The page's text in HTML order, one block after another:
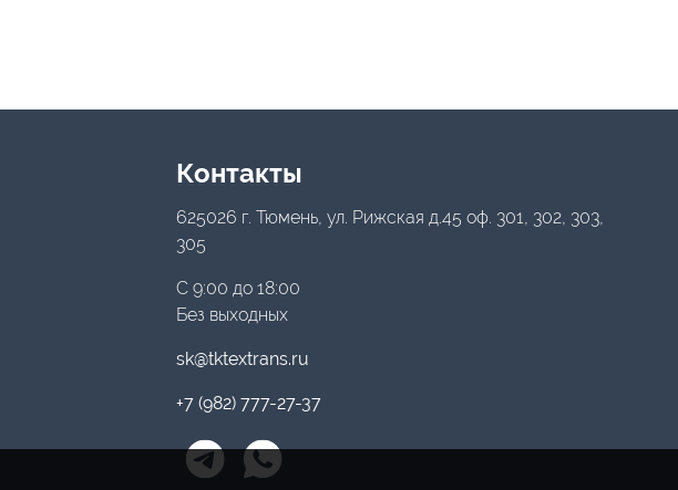
Контакты
625026 г. Тюмень, ул. Рижская д.45 оф. 301, 302, 303,
305
С 9:00 до 18:00
Без выходных
sk@tktextrans.ru
+7 (982) 777-27-37